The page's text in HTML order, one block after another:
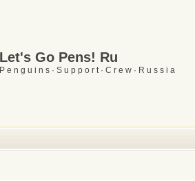
Let's Go Pens! Ru
P e n g u i n s · S u p p o r t · C r e w · R u s s i a